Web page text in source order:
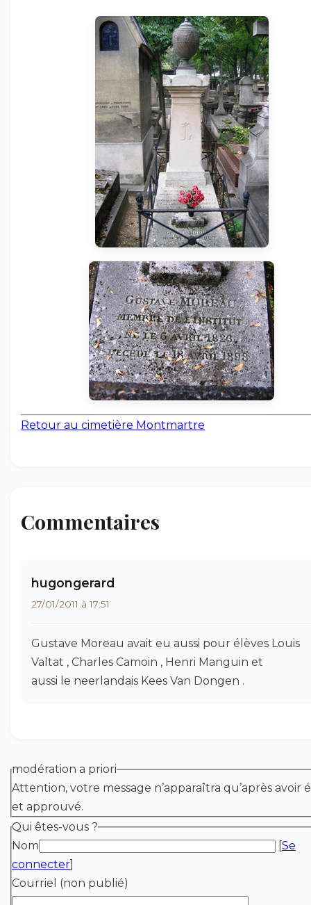
Retour au cimetière Montmartre
Commentaires
hugongerard
27/01/2011 à 17:51
Gustave Moreau avait eu aussi pour élèves Louis
Valtat , Charles Camoin , Henri Manguin et
aussi le neerlandais Kees Van Dongen .
modération a priori
Attention, votre message n’apparaîtra qu’après avoir
et approuvé.
Qui êtes-vous ?
Nom
[Se
connecter]
Courriel (non publié)